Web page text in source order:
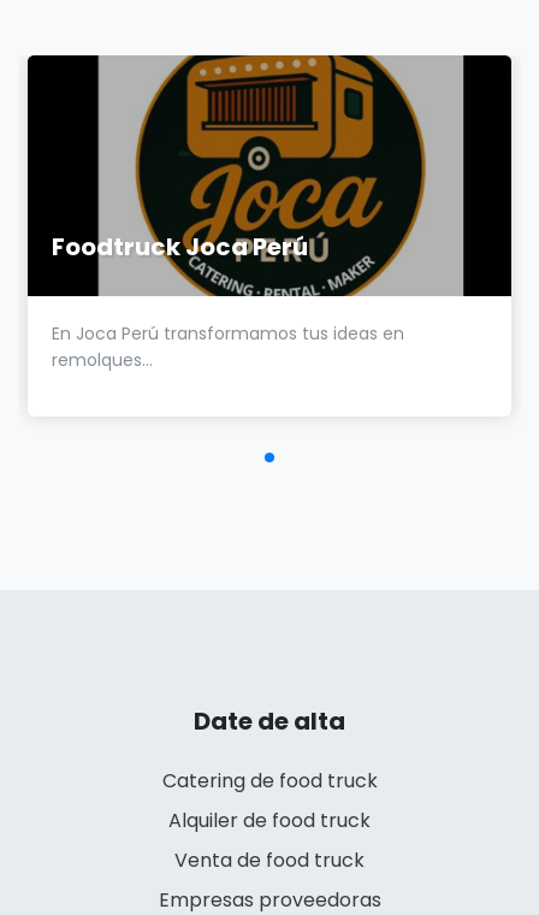
Foodtruck Joca Perú
En Joca Perú transformamos tus ideas en
remolques...
Date de alta
Catering de food truck
Alquiler de food truck
Venta de food truck
Empresas proveedoras